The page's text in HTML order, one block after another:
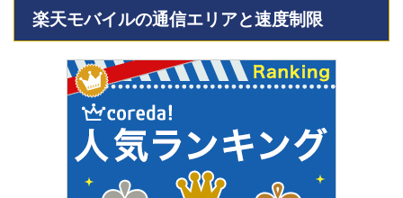
楽天モバイルの通信エリアと速度制限